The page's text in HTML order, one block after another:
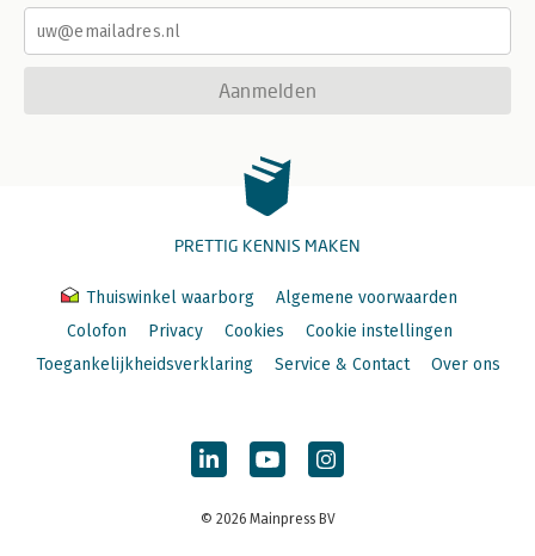
Aanmelden
PRETTIG KENNIS MAKEN
Thuiswinkel waarborg
Algemene voorwaarden
Colofon
Privacy Cookies
Cookie instellingen
Toegankelijkheidsverklaring
Service & Contact Over ons
© 2026 Mainpress BV